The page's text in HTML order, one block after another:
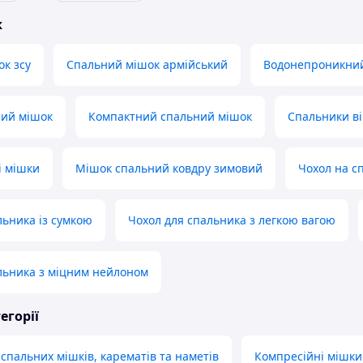
зсу Спальний мішок армійський
мішок Компактний спальний мішок Спальники
мішки Мішок спальний ковдру зимовий Чохол на
із сумкою Чохол для спальника з легкою вагою
з міцним нейлоном
мішків, карематів та наметів Компресійні